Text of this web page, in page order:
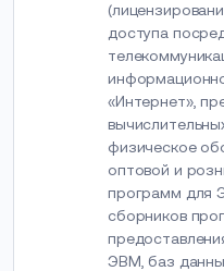
доступа
«Интернет»,
физическое
оптовой и
программ для
сборников
ЭВМ, баз